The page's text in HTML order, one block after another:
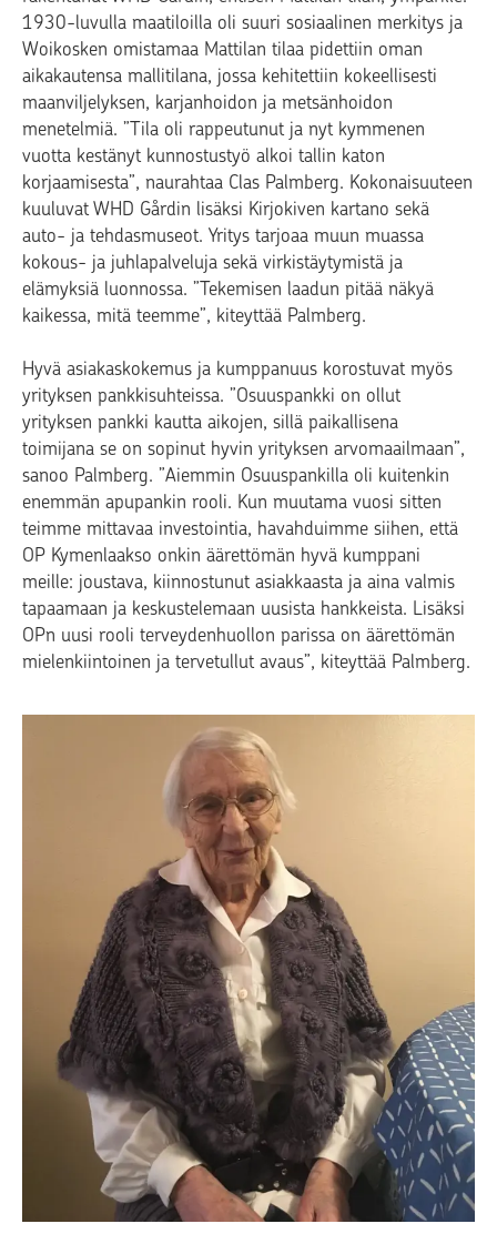
1930-luvulla maatiloilla oli suuri sosiaalinen merkitys ja
Woikosken omistamaa Mattilan tilaa pidettiin oman
aikakautensa mallitilana, jossa kehitettiin kokeellisesti
maanviljelyksen, karjanhoidon ja metsänhoidon
menetelmiä. ”Tila oli rappeutunut ja nyt kymmenen
vuotta kestänyt kunnostustyö alkoi tallin katon
korjaamisesta”, naurahtaa Clas Palmberg. Kokonaisuuteen
kuuluvat WHD Gårdin lisäksi Kirjokiven kartano sekä
auto- ja tehdasmuseot. Yritys tarjoaa muun muassa
kokous- ja juhlapalveluja sekä virkistäytymistä ja
elämyksiä luonnossa. ”Tekemisen laadun pitää näkyä
kaikessa, mitä teemme”, kiteyttää Palmberg.
Hyvä asiakaskokemus ja kumppanuus korostuvat myös
yrityksen pankkisuhteissa. ”Osuuspankki on ollut
yrityksen pankki kautta aikojen, sillä paikallisena
toimijana se on sopinut hyvin yrityksen arvomaailmaan”,
sanoo Palmberg. ”Aiemmin Osuuspankilla oli kuitenkin
enemmän apupankin rooli. Kun muutama vuosi sitten
teimme mittavaa investointia, havahduimme siihen, että
OP Kymenlaakso onkin äärettömän hyvä kumppani
meille: joustava, kiinnostunut asiakkaasta ja aina valmis
tapaamaan ja keskustelemaan uusista hankkeista. Lisäksi
OPn uusi rooli terveydenhuollon parissa on äärettömän
mielenkiintoinen ja tervetullut avaus”, kiteyttää Palmberg.